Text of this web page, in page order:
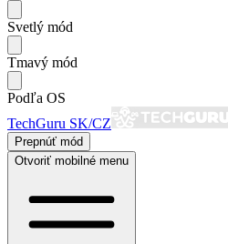
Svetlý mód
Tmavý mód
Podľa OS
TechGuru SK/CZ
Prepnúť mód
Otvoriť mobilné menu